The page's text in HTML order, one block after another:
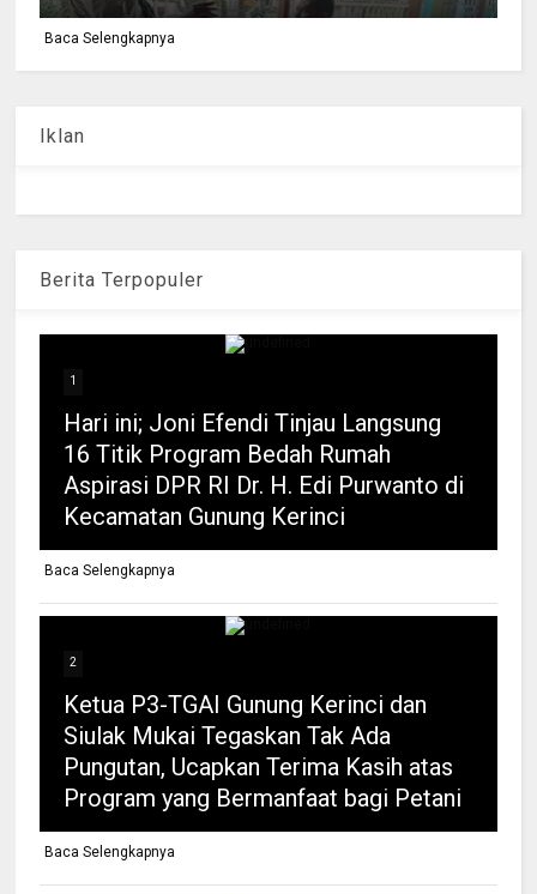
Baca Selengkapnya
Iklan
Berita Terpopuler
1
Hari ini; Joni Efendi Tinjau Langsung
16 Titik Program Bedah Rumah
Aspirasi DPR RI Dr. H. Edi Purwanto di
Kecamatan Gunung Kerinci
Baca Selengkapnya
2
Ketua P3-TGAI Gunung Kerinci dan
Siulak Mukai Tegaskan Tak Ada
Pungutan, Ucapkan Terima Kasih atas
Program yang Bermanfaat bagi Petani
Baca Selengkapnya